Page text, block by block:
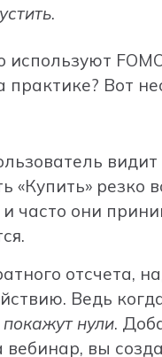
.
практике? Вот
видит
«Купить» резко
и часто они
отсчета,
Ведь
нули.
вы